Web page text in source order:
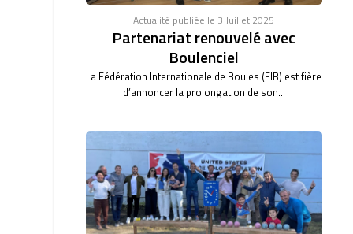
Actualité publiée le 3 Juillet 2025
Partenariat renouvelé avec
Boulenciel
La Fédération Internationale de Boules (FIB) est fière
d’annoncer la prolongation de son...